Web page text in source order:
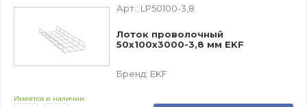
Арт.: LP50100-3,8
Лоток проволочный
50х100х3000-3,8 мм EKF
Бренд: EKF
Имеется в наличии